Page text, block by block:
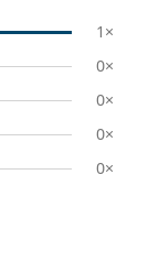
1×
0×
0×
0×
0×